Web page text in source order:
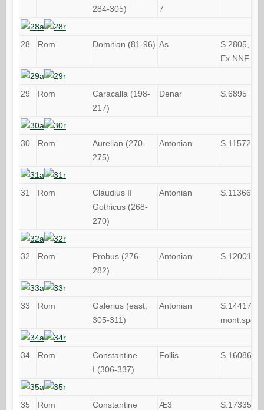
284-305)
7
28 Rom Domitian (81-96) As
S.2805,
Ex NNF
29 Rom
Caracalla (198-
217)
Denar S.6895
30 Rom
Aurelian (270-
275)
Antonian S.11572
31 Rom
Claudius II
Gothicus (268-
270)
Antonian S.11366
32 Rom
Probus (276-
282)
Antonian S.12001
33 Rom
Galerius (east,
305-311)
Antonian
S.14417
mont.spor
34 Rom
Constantine
I (306-337)
Follis S.16086
35 Rom
Constantine
Æ3 S.17335